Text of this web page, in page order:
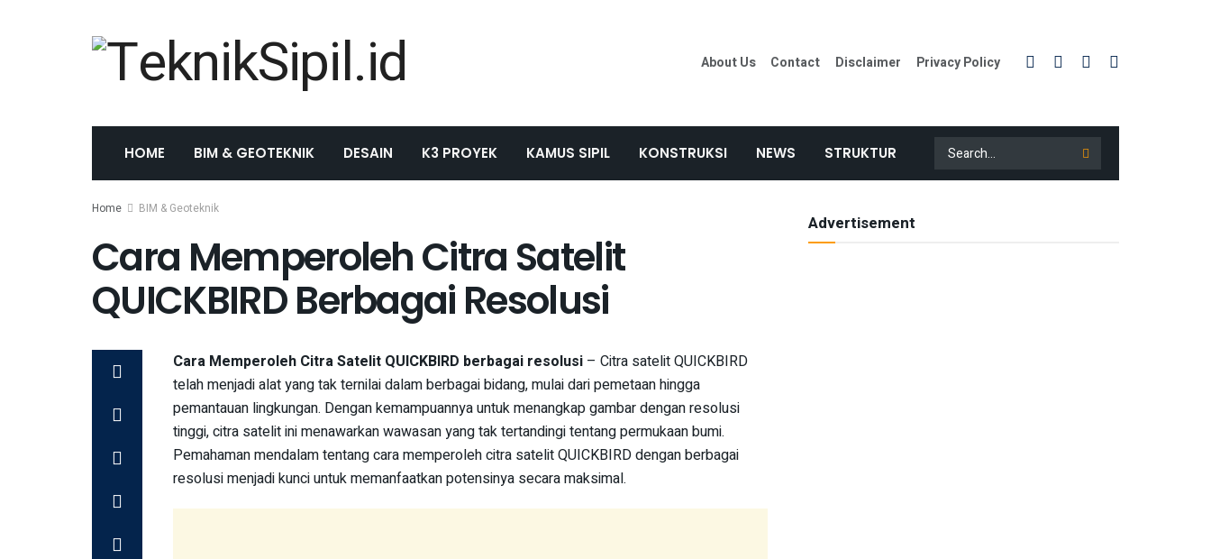
About Us Contact Disclaimer Privacy Policy
HOME BIM & GEOTEKNIK DESAIN K3 PROYEK KAMUS SIPIL KONSTRUKSI NEWS STRUKTUR
Home BIM & Geoteknik
Cara Memperoleh Citra Satelit
QUICKBIRD Berbagai Resolusi
Cara Memperoleh Citra Satelit QUICKBIRD berbagai resolusi – Citra satelit QUICKBIRD
telah menjadi alat yang tak ternilai dalam berbagai bidang, mulai dari pemetaan hingga
pemantauan lingkungan. Dengan kemampuannya untuk menangkap gambar dengan resolusi
tinggi, citra satelit ini menawarkan wawasan yang tak tertandingi tentang permukaan bumi.
Pemahaman mendalam tentang cara memperoleh citra satelit QUICKBIRD dengan berbagai
resolusi menjadi kunci untuk memanfaatkan potensinya secara maksimal.
Advertisement